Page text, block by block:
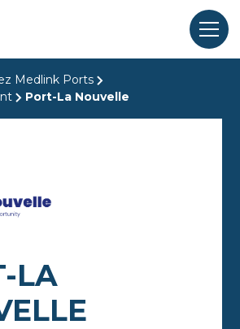
Medlink Ports
Port-La Nouvelle
LA